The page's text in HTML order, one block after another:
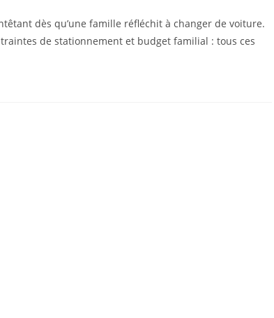
dès qu’une famille réfléchit à changer de voiture.
de stationnement et budget familial : tous ces